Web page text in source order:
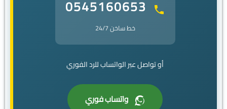
0545160653
خط ساخن 24/7
أو تواصل عبر الواتساب للرد الفوري
واتساب فوري